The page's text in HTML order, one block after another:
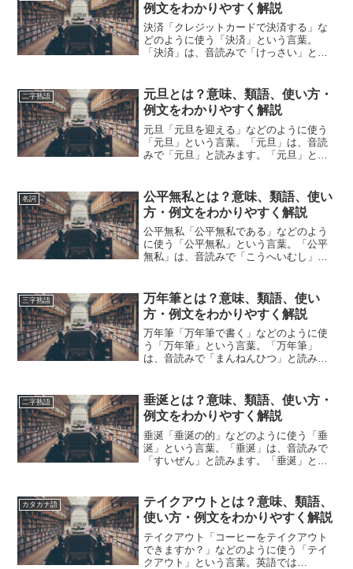
例文をわかりやすく解説
決済「クレジットカードで決済する」な
どのように使う「決済」という言葉。
「決済」は、音読みで「けっさい」と読
済」の意味や使い方や類語について、小
説などの用例を紹介して、わか...
二字熟語
元旦とは？意味、類語、使い方・
例文をわかりやすく解説
元旦「元旦を迎える」などのように使う
「元旦」という言葉。「元旦」は、音読
みで「元旦」と読みます。「元旦」と
類語について、小説などの用例を紹介し
ながら、わかりやすく解説し...
名詞
公平無私とは？意味、類語、使い
方・例文をわかりやすく解説
公平無私「公平無私である」などのよう
に使う「公平無私」という言葉。「公平
無私」は、音読みで「こうへいむし」と
「公平無私」の意味や使い方について、
小説などの用例を紹介して...
三字熟語
万年筆とは？意味、類語、使い
方・例文をわかりやすく解説
万年筆「万年筆で書く」などのように使
う「万年筆」という言葉。「万年筆」
は、音読みで「まんねんひつ」と読みま
筆」の意味や使い方や類語について、小
説などの用例を紹介して、わか...
二字熟語
垂涎とは？意味、類語、使い方・
例文をわかりやすく解説
垂涎「垂涎の的」などのように使う「垂
涎」という言葉。「垂涎」は、音読みで
「すいぜん」と読みます。「垂涎」と
類語について、小説などの用例を紹介し
ながら、わかりやすく解説し...
カタカナ語
テイクアウトとは？意味、類語、
使い方・例文をわかりやすく解説
テイクアウト「コーヒーをテイクアウト
できますか？」などのように使う「テイ
クアウト」という言葉。英語では